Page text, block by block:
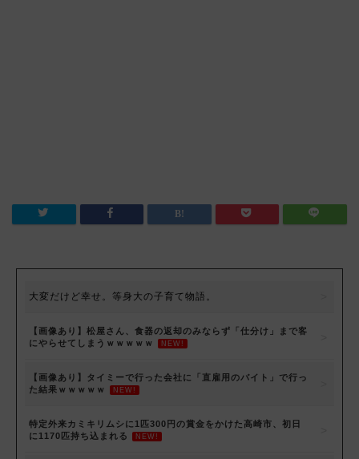
大変だけど幸せ。等身大の子育て物語。
【画像あり】松屋さん、食器の返却のみならず「仕分け」まで客
にやらせてしまうｗｗｗｗｗ
NEW!
【画像あり】タイミーで行った会社に「直雇用のバイト」で行っ
た結果ｗｗｗｗｗ
NEW!
特定外来カミキリムシに1匹300円の賞金をかけた高崎市、初日
に1170匹持ち込まれる
NEW!